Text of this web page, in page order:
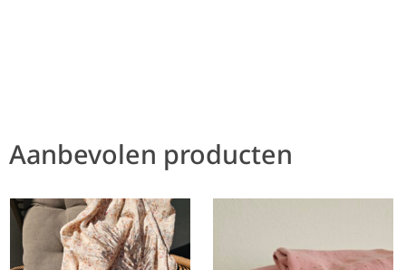
Aanbevolen producten